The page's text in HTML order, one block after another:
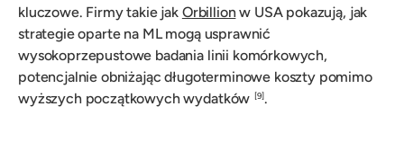
kluczowe. Firmy takie jak Orbillion w USA pokazują, jak
strategie oparte na ML mogą usprawnić
wysokoprzepustowe badania linii komórkowych,
potencjalnie obniżając długoterminowe koszty pomimo
wyższych początkowych wydatków
[9].